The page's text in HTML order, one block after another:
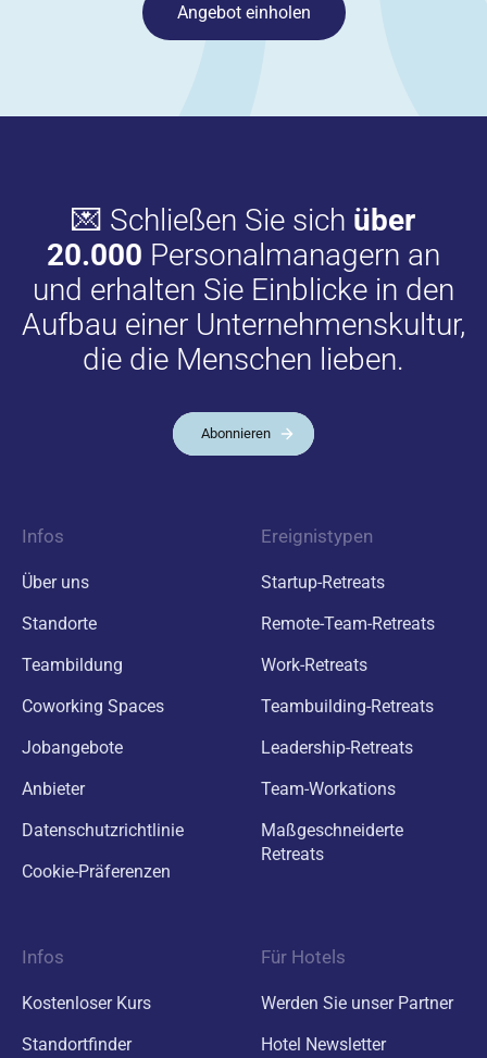
Angebot einholen
💌 Schließen Sie sich über
20.000 Personalmanagern an
und erhalten Sie Einblicke in den
Aufbau einer Unternehmenskultur,
die die Menschen lieben.
Abonnieren
Infos
Über uns
Standorte
Teambildung
Coworking Spaces
Jobangebote
Anbieter
Datenschutzrichtlinie
Cookie-Präferenzen
Ereignistypen
Startup-Retreats
Remote-Team-Retreats
Work-Retreats
Teambuilding-Retreats
Leadership-Retreats
Team-Workations
Maßgeschneiderte
Retreats
Infos
Kostenloser Kurs
Standortfinder
Für Hotels
Werden Sie unser Partner
Hotel Newsletter